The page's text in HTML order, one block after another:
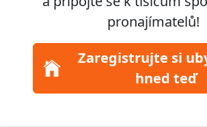
pronajímatelů!
Zaregistrujte si
hned teď